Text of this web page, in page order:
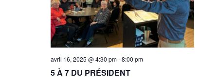
5 À 7 DU PRÉSIDENT
avril 16, 2025 @ 4:30 pm-8:00 pm